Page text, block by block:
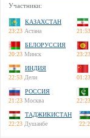
Участники:
КАЗАХСТАН
23:23 Астана
21:53
БЕЛОРУССИЯ
20:23 Минск
23:23
ИНДИЯ
22:53 Дели
01:23
РОССИЯ
21:23 Москва
22:23
ТАДЖИКИСТАН
22:23 Душанбе